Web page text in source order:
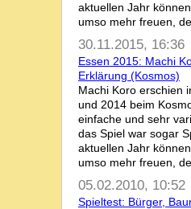
aktuellen Jahr
umso mehr freuen,
30.11.2015, 16:36
Essen 2015: Machi
Erklärung (Kosmos)
Machi Koro erschien
und 2014 beim
einfache und sehr
das Spiel war sogar
aktuellen Jahr
umso mehr freuen,
05.02.2010, 10:52
Spieltest: Bürger,